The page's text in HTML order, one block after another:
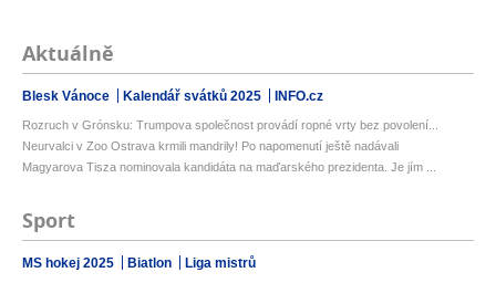
Aktuálně
Blesk Vánoce Kalendář svátků 2025 INFO.cz
Rozruch v Grónsku: Trumpova společnost provádí ropné vrty bez povolení...
Neurvalci v Zoo Ostrava krmili mandrily! Po napomenutí ještě nadávali
Magyarova Tisza nominovala kandidáta na maďarského prezidenta. Je jím ...
Sport
MS hokej 2025 Biatlon Liga mistrů